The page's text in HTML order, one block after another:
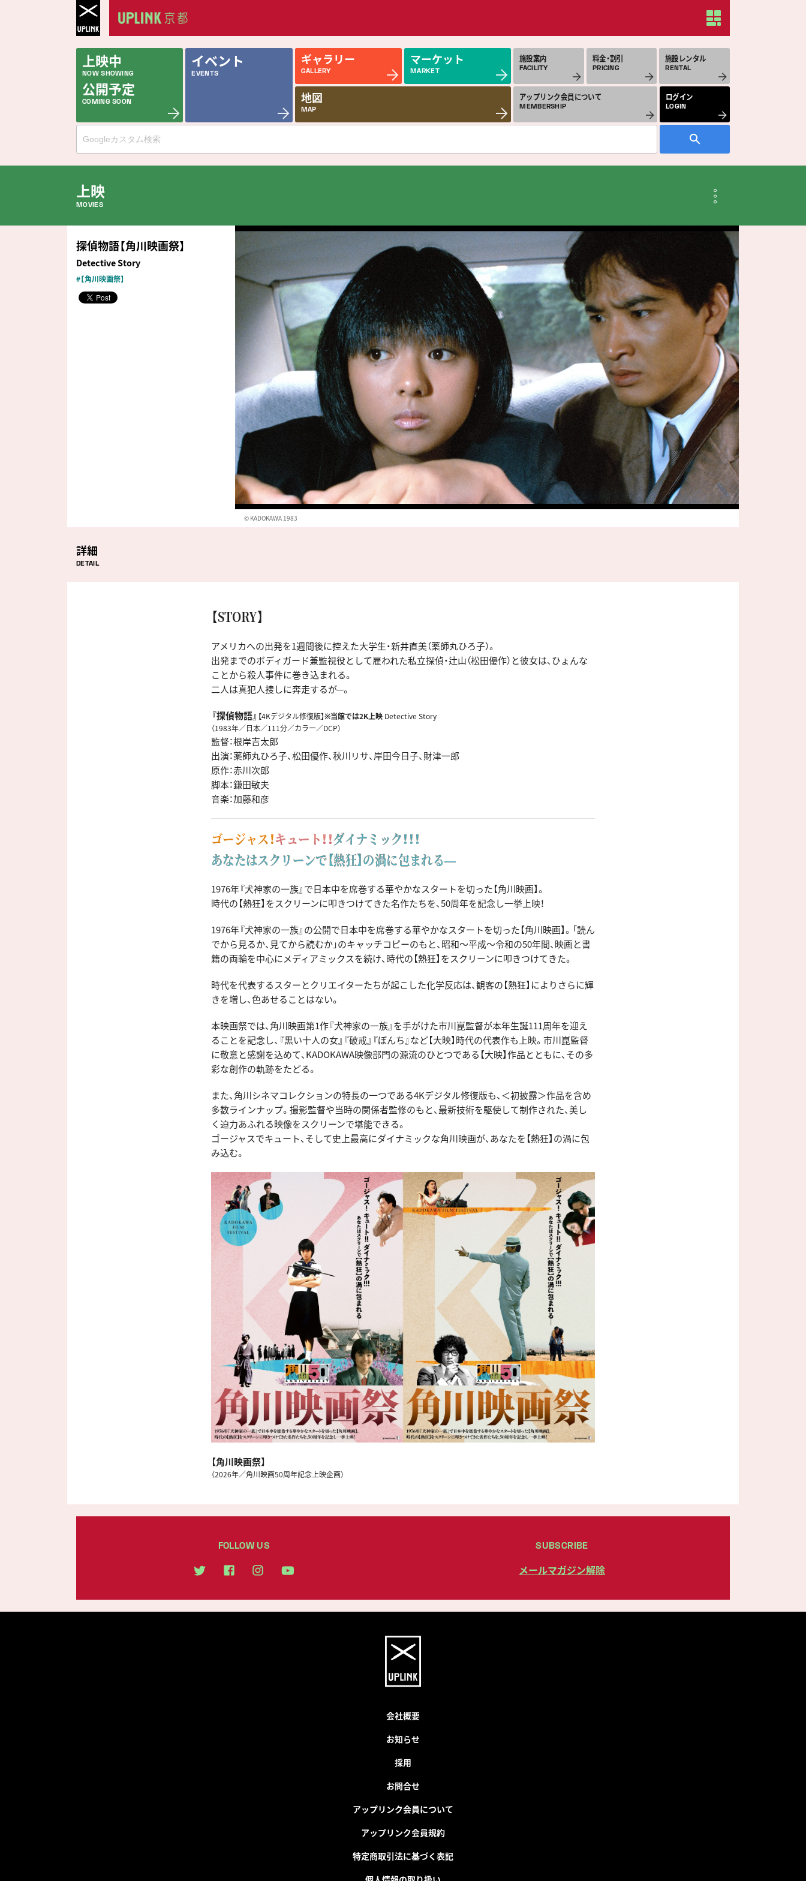
上映中
NOW SHOWING
公開予定
COMING SOON
イベント
EVENTS
ギャラリー
GALLERY
マーケット
MARKET
地図
MAP
施設案内
FACILITY
料金・割引
PRICING
施設レンタル
RENTAL
アップリンク会員について
MEMBERSHIP
ログイン
LOGIN
上映
MOVIES
公開中の作品 近日公開の作品 今月のスケジュール
MONTHLY SCHEDULE
探偵物語【角川映画祭】
Detective Story
#【角川映画祭】
© KADOKAWA 1983
詳細
DETAIL
【STORY】
アメリカへの出発を1週間後に控えた大学生・新井直美（薬師丸ひろ子）。
出発までのボディガード兼監視役として雇われた私立探偵・辻山（松田優作）と彼女は、ひょんな
ことから殺人事件に巻き込まれる。
二人は真犯人捜しに奔走するが─。
『探偵物語』 【4Kデジタル修復版】※当館では2K上映 Detective Story
（1983年／日本／111分／カラー／DCP）
監督：根岸吉太郎
出演：薬師丸ひろ子、松田優作、秋川リサ、岸田今日子、財津一郎
原作：赤川次郎
脚本：鎌田敏夫
音楽：加藤和彦
ゴージャス！キュート！！ダイナミック！！！
あなたはスクリーンで【熱狂】の渦に包まれる―
1976年『犬神家の一族』で日本中を席巻する華やかなスタートを切った【角川映画】。
時代の【熱狂】をスクリーンに叩きつけてきた名作たちを、50周年を記念し一挙上映！
1976年『犬神家の一族』の公開で日本中を席巻する華やかなスタートを切った【角川映画】。「読ん
でから見るか、見てから読むか」のキャッチコピーのもと、昭和〜平成〜令和の50年間、映画と書
籍の両輪を中心にメディアミックスを続け、時代の【熱狂】をスクリーンに叩きつけてきた。
時代を代表するスターとクリエイターたちが起こした化学反応は、観客の【熱狂】によりさらに輝
きを増し、色あせることはない。
本映画祭では、角川映画第1作『犬神家の一族』を手がけた市川崑監督が本年生誕111周年を迎え
ることを記念し、『黒い十人の女』『破戒』『ぼんち』など【大映】時代の代表作も上映。市川崑監督
に敬意と感謝を込めて、KADOKAWA映像部門の源流のひとつである【大映】作品とともに、その多
彩な創作の軌跡をたどる。
また、角川シネマコレクションの特長の一つである4Kデジタル修復版も、＜初披露＞作品を含め
多数ラインナップ。撮影監督や当時の関係者監修のもと、最新技術を駆使して制作された、美し
く迫力あふれる映像をスクリーンで堪能できる。
ゴージャスでキュート、そして史上最高にダイナミックな角川映画が、あなたを【熱狂】の渦に包
み込む。
【角川映画祭】
（2026年／角川映画50周年記念上映企画）
FOLLOW US SUBSCRIBE
メールマガジン解除
会社概要
お知らせ
採用
お問合せ
アップリンク会員について
アップリンク会員規約
特定商取引法に基づく表記